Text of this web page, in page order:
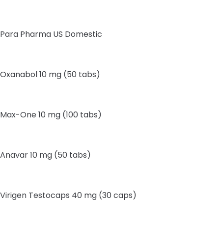
Para Pharma US Domestic
Oxanabol 10 mg (50 tabs)
Max-One 10 mg (100 tabs)
Anavar 10 mg (50 tabs)
Virigen Testocaps 40 mg (30 caps)